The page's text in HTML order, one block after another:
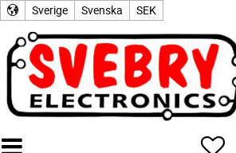
Sverige Svenska SEK